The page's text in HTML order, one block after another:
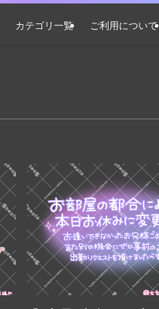
カテゴリ一覧 ご利用について